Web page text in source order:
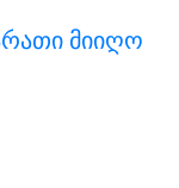
მიიღო